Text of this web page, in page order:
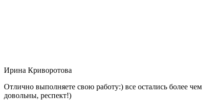
Ирина Криворотова
Отлично выполняете свою работу:) все остались более чем
довольны, респект!)